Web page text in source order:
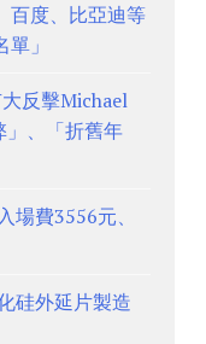
百度、比亞迪等
」
反擊Michael
、「折舊年
費3556元、
硅外延片製造